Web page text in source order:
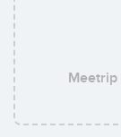
Meetrip